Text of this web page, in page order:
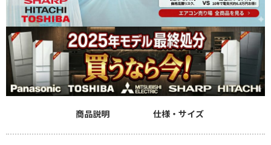
商品説明 仕様・サイズ